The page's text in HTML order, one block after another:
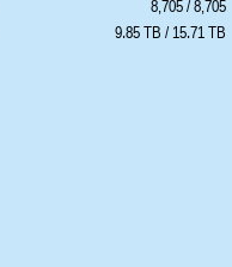
8,705 / 8,705
9.85 TB / 15.71 TB